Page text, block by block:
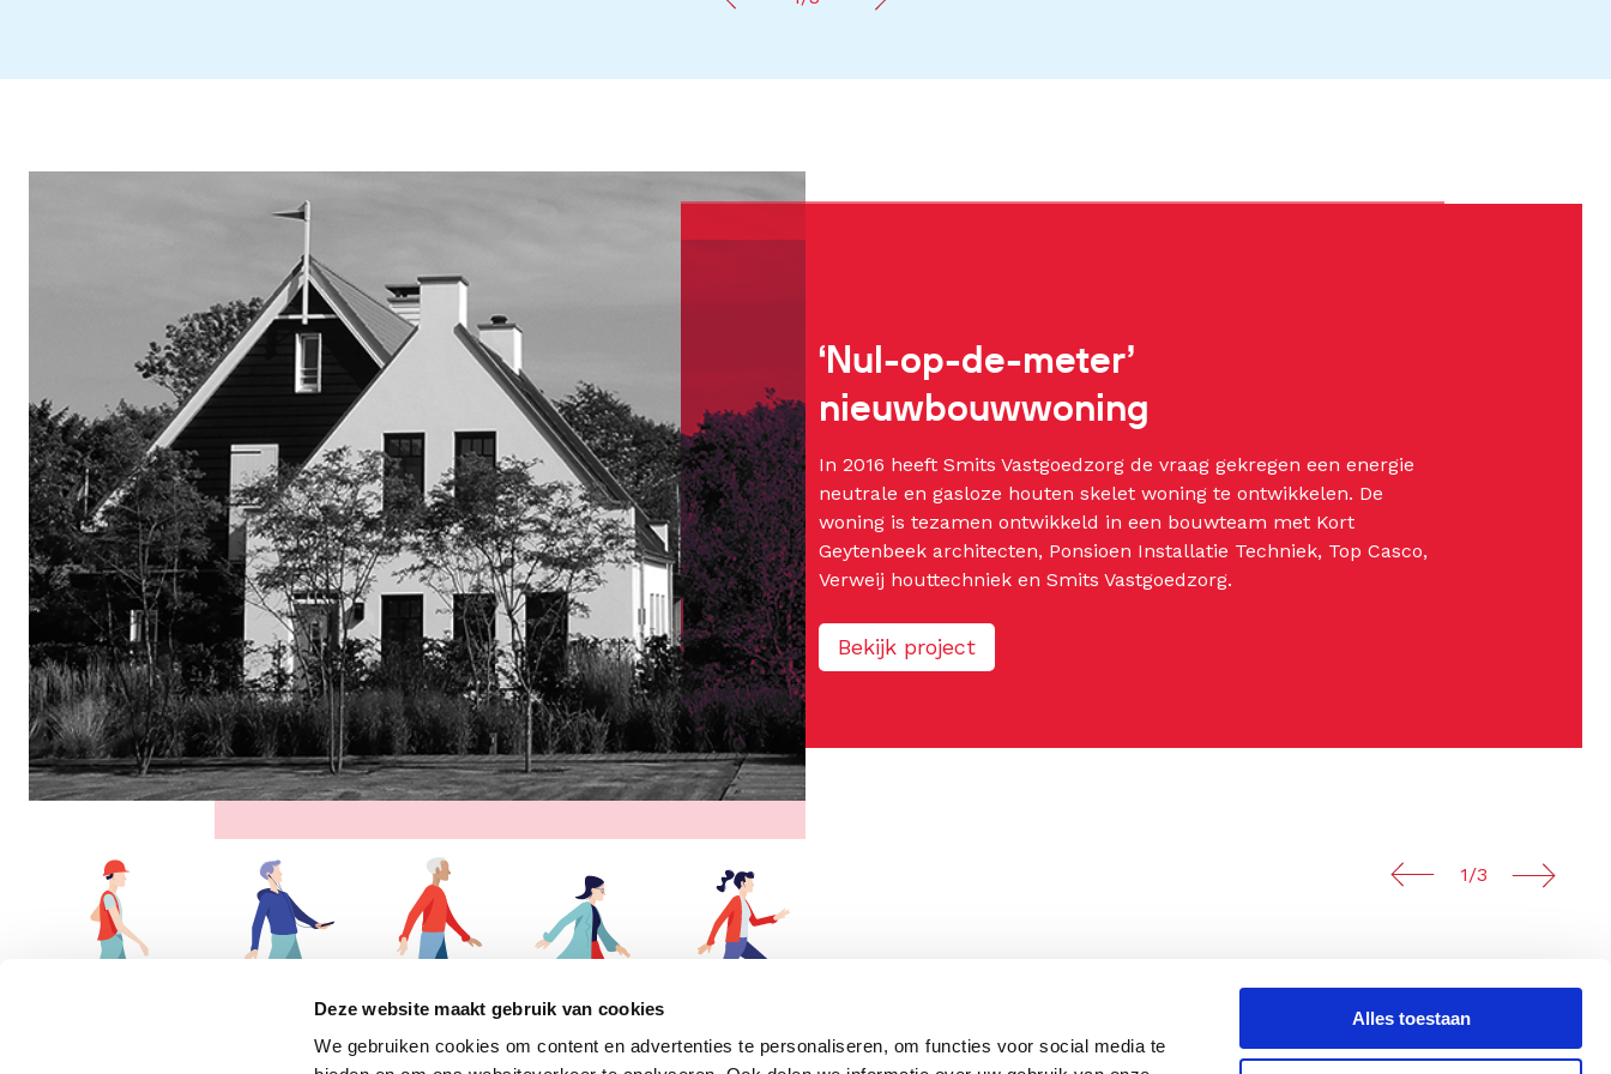
Deze website maakt gebruik van cookies
We gebruiken cookies om content en advertenties te personaliseren, om functies voor social media te
Alles toestaan
‘Nul-op-de-meter’
nieuwbouwwoning
In 2016 heeft Smits Vastgoedzorg de vraag gekregen een energie
neutrale en gasloze houten skelet woning te ontwikkelen. De
woning is tezamen ontwikkeld in een bouwteam met Kort
Geytenbeek architecten, Ponsioen Installatie Techniek, Top Casco,
Verweij houttechniek en Smits Vastgoedzorg.
Bekijk project
1/3